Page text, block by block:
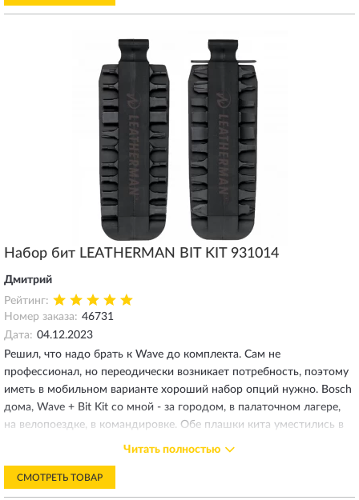
Набор бит LEATHERMAN BIT KIT 931014
Дмитрий
Рейтинг:
Номер заказа: 46731
Дата: 04.12.2023
Решил, что надо брать к Wave до комплекта. Сам не
профессионал, но переодически возникает потребность, поэтому
иметь в мобильном варианте хороший набор опций нужно. Bosch
дома, Wave + Bit Kit со мной - за городом, в палаточном лагере,
на велопоездке, в командировке. Обе плашки кита уместились в
комплектный чехол Wave, кстати. Пока не успел затестить в деле,
момент. По покупке - все четко и быстро с необходимыми чеками
и упаковкой. Рекомендую.
Читать полностью
СМОТРЕТЬ ТОВАР